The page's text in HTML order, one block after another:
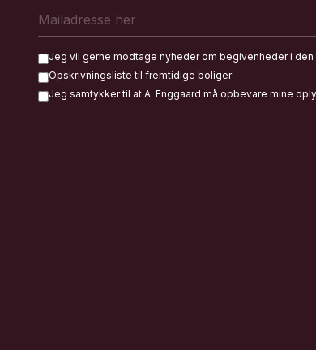
Jeg vil gerne modtage nyheder om begivenheder i
Opskrivningsliste til fremtidige boliger
Jeg samtykker til at A. Enggaard må opbevare mine